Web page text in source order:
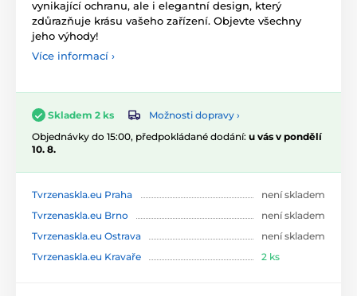
vynikající ochranu, ale i elegantní design, který
zdůrazňuje krásu vašeho zařízení. Objevte všechny
jeho výhody!
Více informací ›
Skladem 2 ks
Možnosti dopravy ›
Objednávky do 15:00, předpokládané dodání: u vás v pondělí
10. 8.
Tvrzenaskla.eu Praha
není skladem
Tvrzenaskla.eu Brno
není skladem
Tvrzenaskla.eu Ostrava
není skladem
Tvrzenaskla.eu Kravaře
2 ks